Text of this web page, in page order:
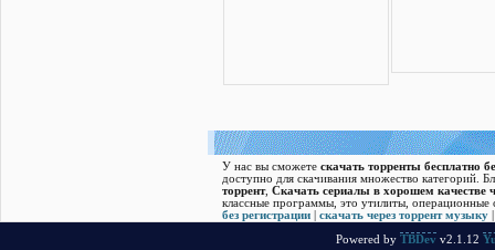
У нас вы сможете скачать торренты бесплатно
доступно для скачивания множество категорий.
торрент, Скачать cериалы в хорошем качестве
классные программы, это утилиты,
без регистрации| скачать через торрент музыку
Powered by TBDev v2.1.12